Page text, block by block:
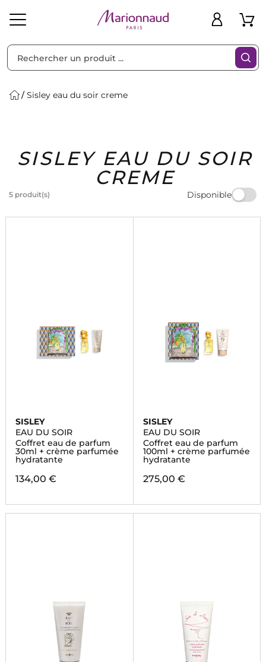
Solaire Homme Marques Idées
Cadeaux
Bons
Plans
Sisley eau du soir creme
SISLEY EAU DU SOIR
CREME
5 produit(s) Disponible
Filtres
SISLEY
EAU DU SOIR
Coffret eau de parfum
30ml + crème parfumée
hydratante
134,00 €
SISLEY
EAU DU SOIR
Coffret eau de parfum
100ml + crème parfumée
hydratante
275,00 €